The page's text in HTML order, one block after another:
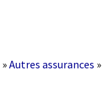
»Autres assurances »